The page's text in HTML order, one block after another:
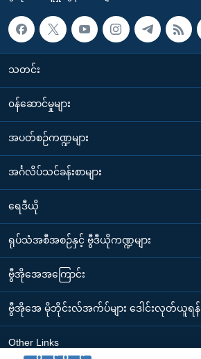
သတင်း
၀န်ဆောင်မှုများ
အပတ်စဉ်ကဏ္ဍများ
အင်္ဂလိပ်သင်ခန်းစာများ
ရေဒီယို
ရုပ်သံအစီအစဉ်နှင့် ဗွီဒီယိုကဏ္ဍများ
ဗွီအိုအေအကြောင်း
ဗွီအိုအေ မိုဘိုင်းလ်အက်ပ်များ ဒေါင်းလုတ်ယူရန်
Other Links